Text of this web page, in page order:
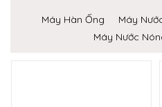
Máy Hàn Ống
Máy
Máy Nước